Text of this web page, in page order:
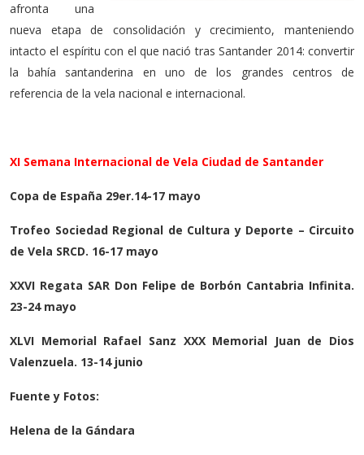
afronta una
nueva etapa de consolidación y crecimiento, manteniendo
intacto el espíritu con el que nació tras Santander 2014: convertir
la bahía santanderina en uno de los grandes centros de
referencia de la vela nacional e internacional.
XI Semana Internacional de Vela Ciudad de Santander
Copa de España 29er.14-17 mayo
Trofeo Sociedad Regional de Cultura y Deporte – Circuito
de Vela SRCD. 16-17 mayo
XXVI Regata SAR Don Felipe de Borbón Cantabria Infinita.
23-24 mayo
XLVI Memorial Rafael Sanz XXX Memorial Juan de Dios
Valenzuela. 13-14 junio
Fuente y Fotos:
Helena de la Gándara